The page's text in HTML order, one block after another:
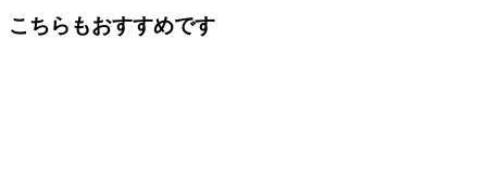
後
こちらもおすすめです